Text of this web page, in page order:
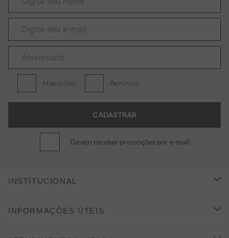
Masculino Feminino
Desejo receber promoções por e-mail
INSTITUCIONAL
CONHEÇA A ALEATORY
INFORMAÇÕES ÚTEIS